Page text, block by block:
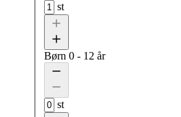
st
Børn 0 - 12 år
st